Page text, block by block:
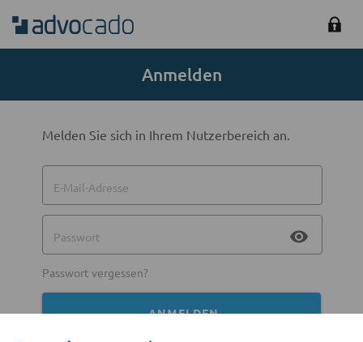
Anmelden
Melden Sie sich in Ihrem Nutzerbereich an.
E-Mail-Adresse
Passwort visibility
Passwort vergessen?
ANMELDEN